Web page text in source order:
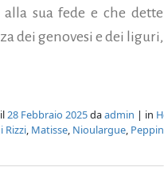
alla sua fede e che
dei genovesi e dei
28 Febbraio 2025daadmin | in
Rizzi, Matisse, Nioulargue,